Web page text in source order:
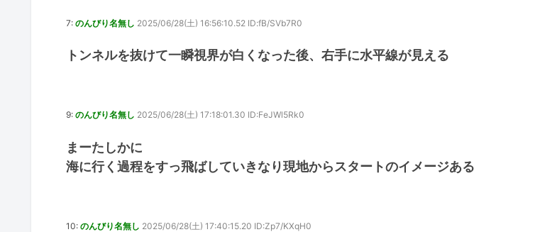
7: のんびり名無し 2025/06/28(土) 16:56:10.52 ID:fB/SVb7R0
トンネルを抜けて一瞬視界が白くなった後、右手に水平線が見える
9: のんびり名無し 2025/06/28(土) 17:18:01.30 ID:FeJWl5Rk0
まーたしかに
海に行く過程をすっ飛ばしていきなり現地からスタートのイメージある
10: のんびり名無し 2025/06/28(土) 17:40:15.20 ID:Zp7/KXqH0